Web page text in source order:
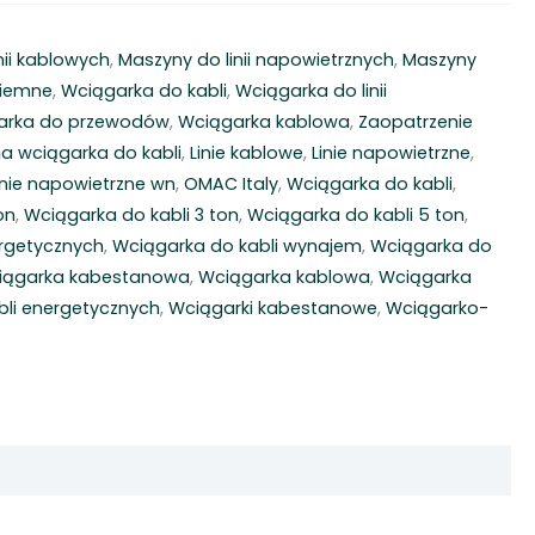
kablowych,Maszyny do linii napowietrznych,Maszyny
,Wciągarka do kabli,Wciągarka do linii
do przewodów,Wciągarka kablowa, Zaopatrzenie
wciągarka do kabli,Linie kablowe,Linie napowietrzne,
napowietrzne wn,OMAC Italy,Wciągarka do kabli,
,Wciągarka do kabli 3 ton,Wciągarka do kabli 5 ton,
,Wciągarka do kabli wynajem,Wciągarka do
kabestanowa,Wciągarka kablowa,Wciągarka
energetycznych,Wciągarki kabestanowe,Wciągarko-